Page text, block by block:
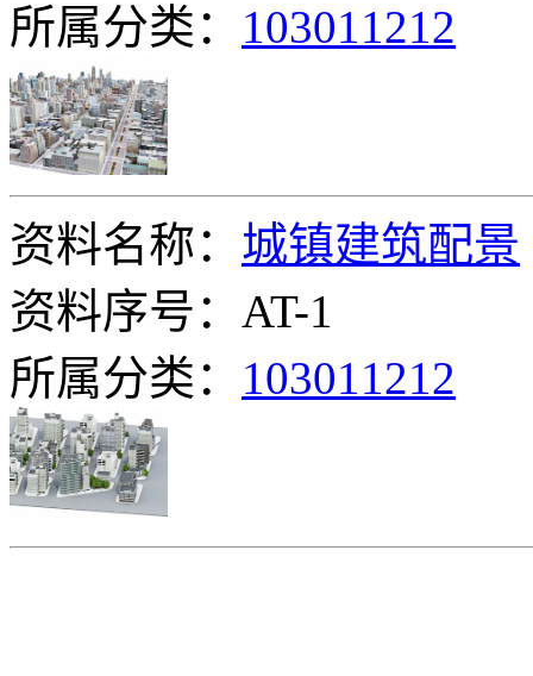
所属分类： 103011212
资料名称： 城镇建筑配景
资料序号：AT-1
所属分类： 103011212